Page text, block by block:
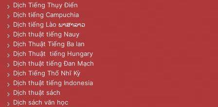
Dịch Tiếng Thụy Điển
Dịch tiếng Campuchia
Dịch tiếng Lào ພາສາລາວ
Dịch thuật tiếng Nauy
Dịch Thuật Tiếng Ba lan
Dịch Thuật tiếng Hungary
Dịch thuật tiếng Đan Mạch
Dịch Tiếng Thổ Nhĩ Kỳ
Dịch thuật tiếng Indonesia
Dịch thuật sách
Dịch sách văn học